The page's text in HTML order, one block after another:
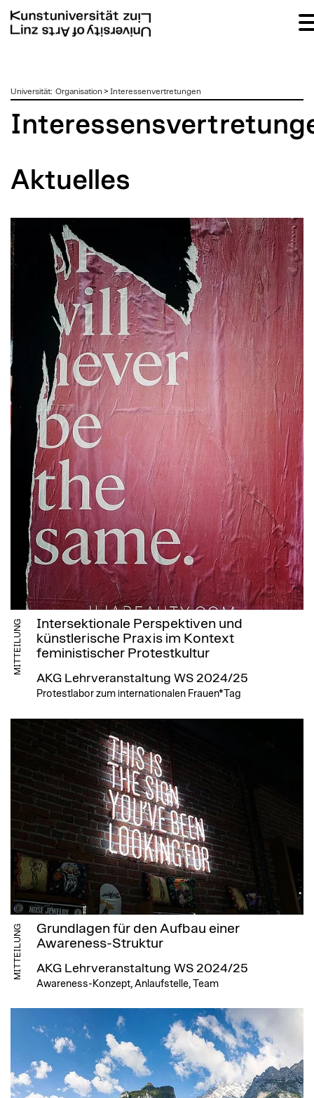
zumUniversität: Organisation > Interessenvertretungen
Aktuelles
MITTEILUNG
Intersektionale Perspektiven und
künstlerische Praxis im Kontext
feministischer Protestkultur
AKG Lehrveranstaltung WS 2024/25
Protestlabor zum internationalen Frauen*Tag
MITTEILUNG
Grundlagen für den Aufbau einer
Awareness-Struktur
AKG Lehrveranstaltung WS 2024/25
Awareness-Konzept, Anlaufstelle, Team